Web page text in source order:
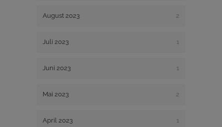
August 2023 2
Juli 2023 1
Juni 2023 1
Mai 2023 2
April 2023 1